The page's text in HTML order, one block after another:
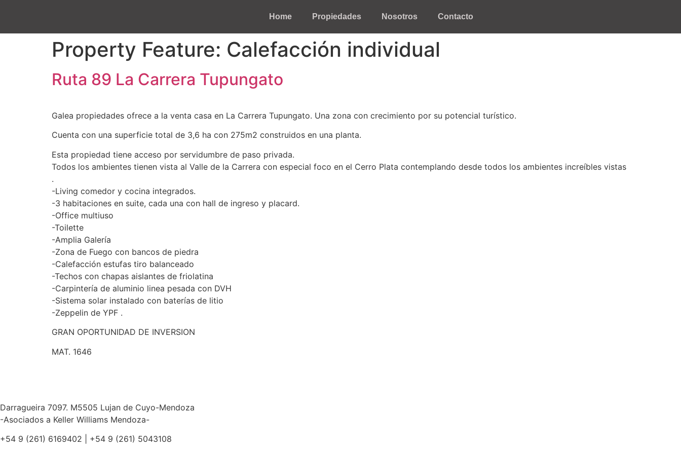
Home Propiedades Nosotros Contacto
Property Feature: Calefacción individual
Ruta 89 La Carrera Tupungato
Galea propiedades ofrece a la venta casa en La Carrera Tupungato. Una zona con crecimiento por su potencial turístico.
Cuenta con una superficie total de 3,6 ha con 275m2 construidos en una planta.
Esta propiedad tiene acceso por servidumbre de paso privada.
Todos los ambientes tienen vista al Valle de la Carrera con especial foco en el Cerro Plata contemplando desde todos los ambientes increíbles vistas
.
-Living comedor y cocina integrados.
-3 habitaciones en suite, cada una con hall de ingreso y placard.
-Office multiuso
-Toilette
-Amplia Galería
-Zona de Fuego con bancos de piedra
-Calefacción estufas tiro balanceado
-Techos con chapas aislantes de friolatina
-Carpintería de aluminio linea pesada con DVH
-Sistema solar instalado con baterías de litio
-Zeppelin de YPF .
GRAN OPORTUNIDAD DE INVERSION
MAT. 1646
Darragueira 7097. M5505 Lujan de Cuyo-Mendoza
-Asociados a Keller Williams Mendoza-
+54 9 (261) 6169402 | +54 9 (261) 5043108